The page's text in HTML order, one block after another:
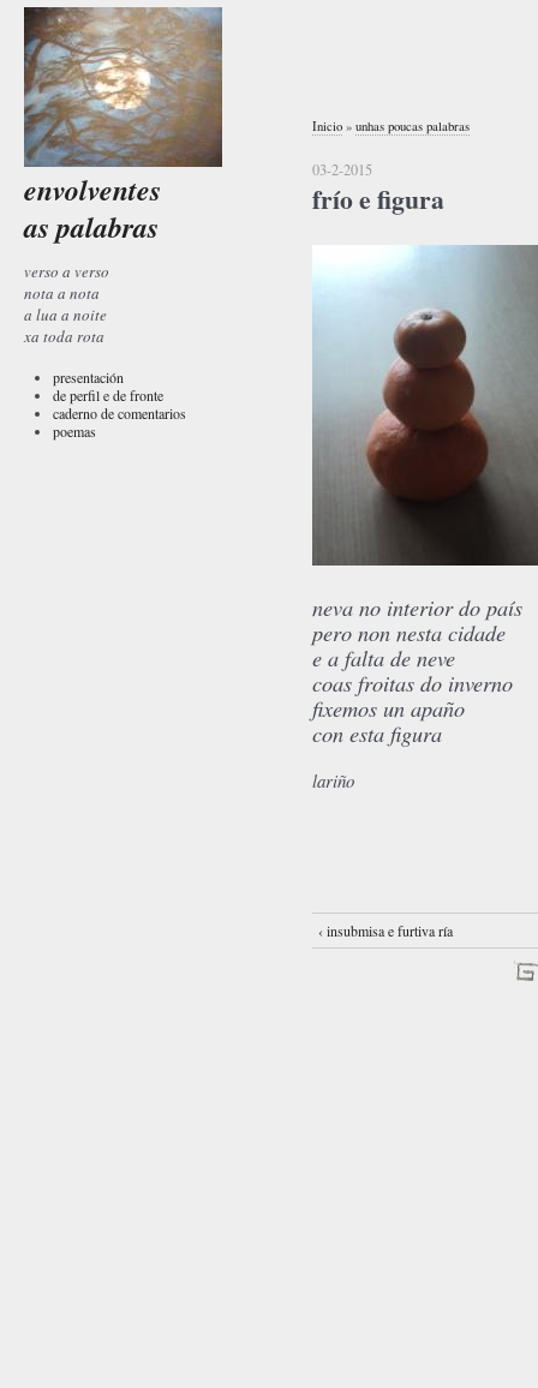
envolventes
as palabras
verso a verso
nota a nota
a lua a noite
xa toda rota
presentación
de perfil e de fronte
caderno de comentarios
poemas
Inicio » unhas poucas palabras
03-2-2015
frío e figura
neva no interior do país
pero non nesta cidade
e a falta de neve
coas froitas do inverno
fixemos un apaño
con esta figura
lariño
‹ insubmisa e furtiva ría